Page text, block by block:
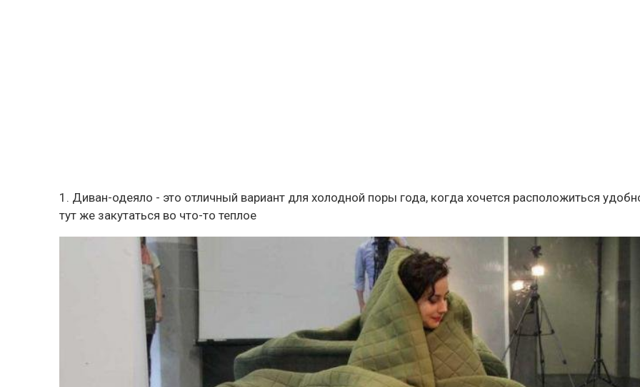
1. Диван-одеяло - это отличный вариант для холодной поры года, когда хочется расположиться
тут же закутаться во что-то теплое